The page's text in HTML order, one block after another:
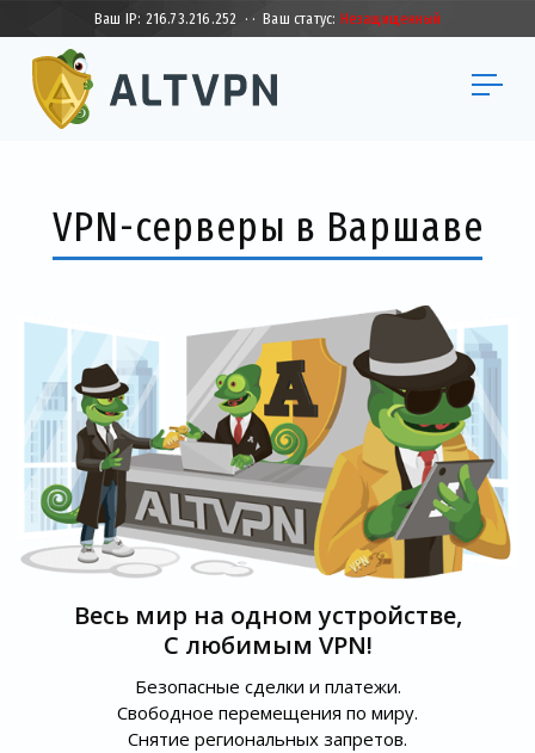
Ваш IP: 216.73.216.252 · · Ваш статус: Незащищенный
VPN-серверы в Варшаве
Весь мир на одном устройстве,
С любимым VPN!
Безопасные сделки и платежи.
Свободное перемещения по миру.
Снятие региональных запретов.